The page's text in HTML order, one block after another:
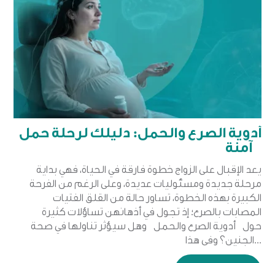
أدوية الصرع والحمل: دليلك لرحلة حمل
آمنة
يعد الإقبال على الزواج خطوة فارقة في الحياة، فهي بداية
مرحلة جديدة ومسئوليات عديدة، وعلى الرغم من الفرحة
الكبيرة بهذه الخطوة، تساور حالة من القلق الفتيات
المصابات بالصرع؛ إذ تجول في أذهانهن تساؤلات كثيرة
حول أدوية الصرع والحمل وهل سيؤثر تناولها في صحة
الجنين؟ وفي هذا...